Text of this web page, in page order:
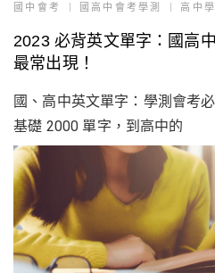
國中會考 國高中會考學測 高中學
2023 必背英文單字：國高
最常出現！
國、高中英文單字：學測會考
基礎 2000 單字，到高中的